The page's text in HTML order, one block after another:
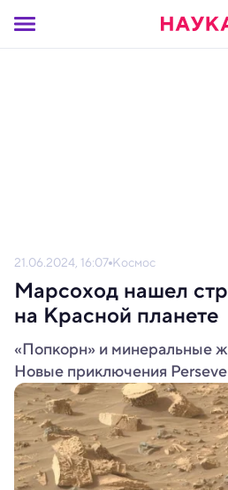
21.06.2024, 16:07 Космос
Марсоход нашел
на Красной планете
«Попкорн» и минеральные
Новые приключения